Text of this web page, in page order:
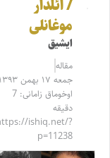
/ ائلدار
موغانلی
ایشیق
مقاله‌
جمعه ۱۷ بهمن ۱۳۹۳
اوخوماق زامانی: 7
دقیقه
ishiq.net/?
p=11238